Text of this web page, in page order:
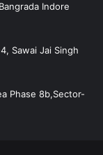
Indore
Sawai Jai Singh
Phase 8b,Sector-